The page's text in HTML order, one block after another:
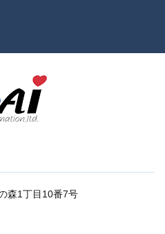
森1丁目10番7号